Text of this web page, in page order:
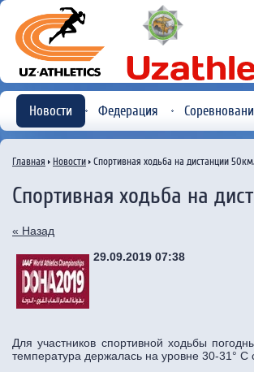
Новости Федерация
Главная Новости Спортивная ходьба на дистанции 50км.
Спортивная ходьба на
« Назад
29.09.2019 07:38
Для участников спортивной ходьбы
температура держалась на уровне 30-31° C